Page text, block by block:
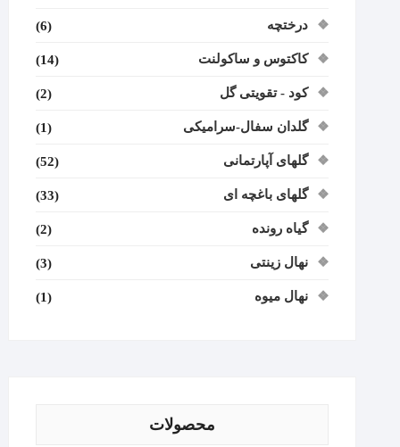
درختچه (6)
کاکتوس و ساکولنت (14)
کود - تقویتی گل (2)
گلدان سفال-سرامیکی (1)
گلهای آپارتمانی (52)
گلهای باغچه ای (33)
گیاه رونده (2)
نهال زینتی (3)
نهال میوه (1)
محصولات